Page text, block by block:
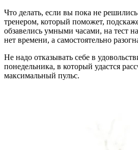
Что делать, если вы пока не
тренером, который поможет,
обзавелись умными часами, на тест
нет времени, а самостоятельно
Не надо отказывать себе в
понедельника, в который удастся
максимальный пульс.